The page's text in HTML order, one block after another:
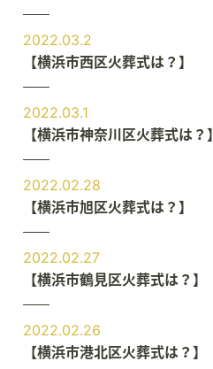
2022.03.2
【横浜市西区火葬式は？】
2022.03.1
【横浜市神奈川区火葬式は？】
2022.02.28
【横浜市旭区火葬式は？】
2022.02.27
【横浜市鶴見区火葬式は？】
2022.02.26
【横浜市港北区火葬式は？】